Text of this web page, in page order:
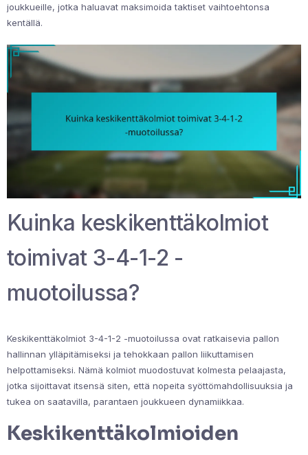
joukkueille, jotka haluavat maksimoida taktiset vaihtoehtonsa
kentällä.
Kuinka keskikenttäkolmiot
toimivat 3-4-1-2 -
muotoilussa?
Keskikenttäkolmiot 3-4-1-2 -muotoilussa ovat ratkaisevia pallon
hallinnan ylläpitämiseksi ja tehokkaan pallon liikuttamisen
helpottamiseksi. Nämä kolmiot muodostuvat kolmesta pelaajasta,
jotka sijoittavat itsensä siten, että nopeita syöttömahdollisuuksia ja
tukea on saatavilla, parantaen joukkueen dynamiikkaa.
Keskikenttäkolmioiden